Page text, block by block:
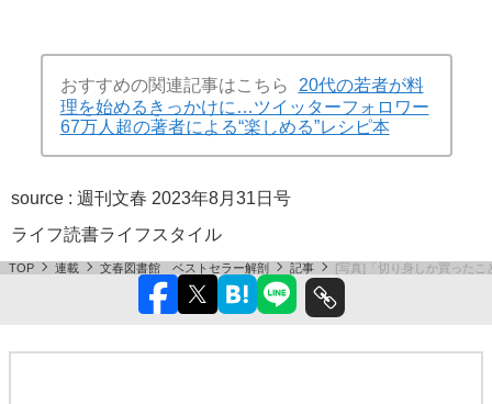
おすすめの関連記事はこちら
20代の若者が料
理を始めるきっかけに…ツイッターフォロワー
67万人超の著者による“楽しめる”レシピ本
source : 週刊文春 2023年8月31日号
ライフ読書ライフスタイル
TOP 連載 文春図書館 ベストセラー解剖 記事 [写真]「切り身しか買った